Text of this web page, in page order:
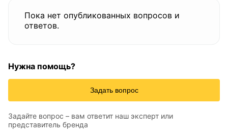
Пока нет опубликованных вопросов и
ответов.
Нужна помощь?
Задать вопрос
Задайте вопрос – вам ответит наш эксперт или
представитель бренда